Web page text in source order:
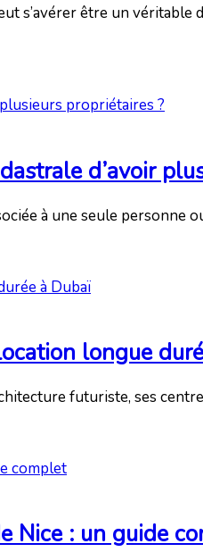
s’avérer être un
d’avoir
à une seule
longue
futuriste, ses
Nice : un guide